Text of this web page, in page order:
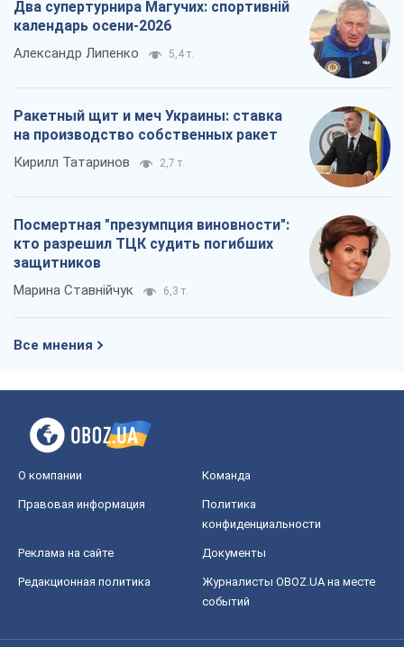
Два супертурнира Магучих: спортивній
календарь осени-2026
Александр Липенко 5,4 т.
Ракетный щит и меч Украины: ставка
на производство собственных ракет
Кирилл Татаринов 2,7 т.
Посмертная "презумпция виновности":
кто разрешил ТЦК судить погибших
защитников
Марина Ставнійчук 6,3 т.
Все мнения
О компании Команда
Правовая информация
Политика
конфиденциальности
Реклама на сайте Документы
Редакционная политика
Журналисты OBOZ.UA на месте
событий